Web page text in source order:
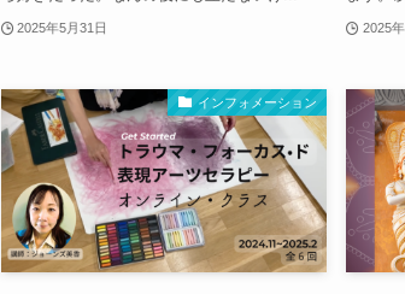
2025年5月31日 2025
インフォメーション